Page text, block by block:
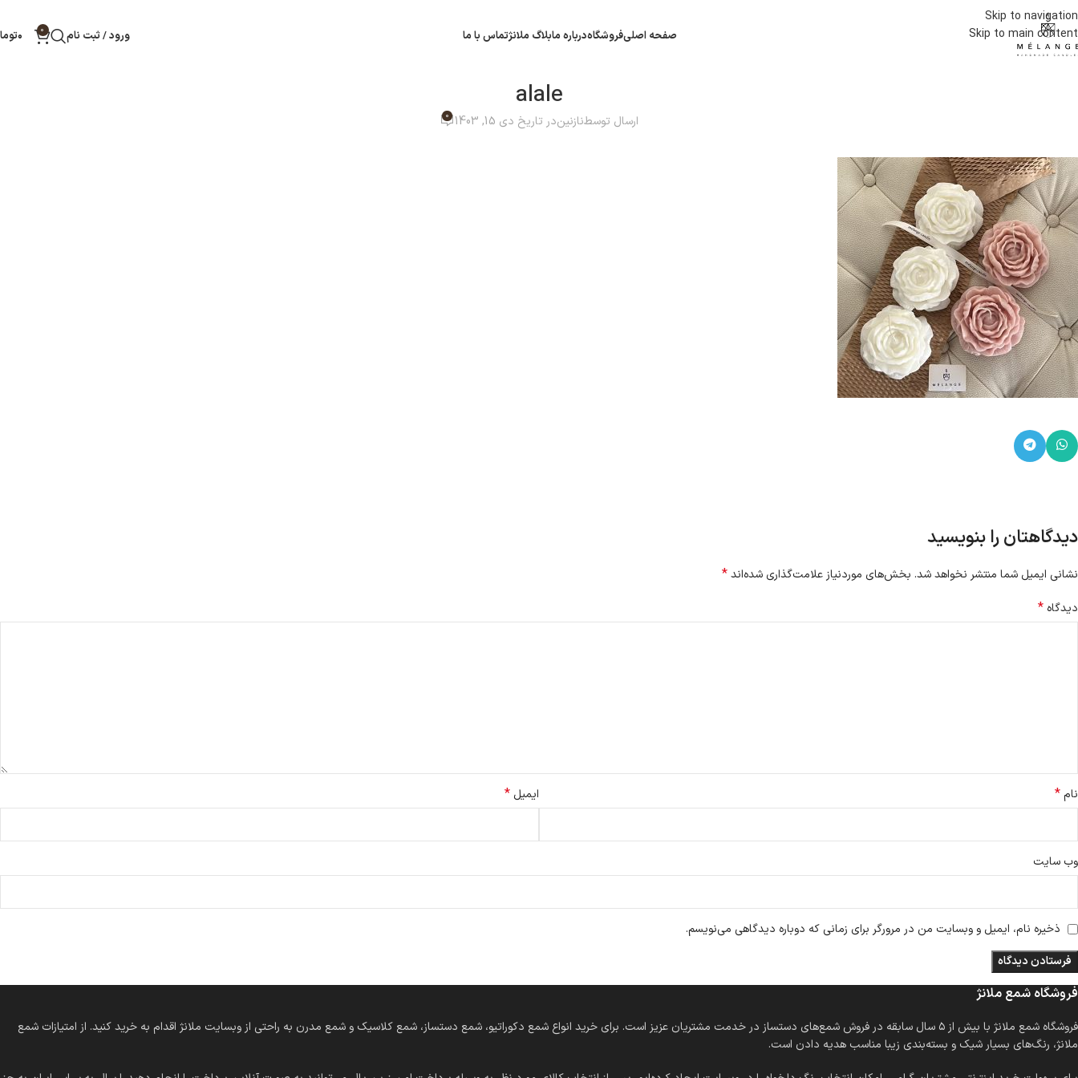
Skip to navigation
Skip to main content
صفحه اصلیفروشگاهدرباره مابلاگ ملانژتماس با ما ورود / ثبت نام 0 ۰
alale
ارسال توسطنازنیندر تاریخ دی 15, 1403 0
دیدگاهتان را بنویسید
نشانی ایمیل شما منتشر نخواهد شد. بخش‌های موردنیاز علامت‌گذاری شده‌اند*
دیدگاه *
نام* ایمیل *
وب‌ سایت
ذخیره نام، ایمیل و وبسایت من در مرورگر برای زمانی که دوباره دیدگاهی می‌نویسم.
فروشگاه شمع ملانژ
فروشگاه شمع ملانژ با بیش از ۵ سال سابقه در فروش شمع‌های دستساز در خدمت مشتریان عزیز است. برای خرید انواع شمع دکوراتیو، شمع دستساز، شمع کلاسیک و شمع مدرن به راحتی از وبسایت ملانژ اقدام به خرید کنید. از امتیازات شمع
ملانژ، رنگ‌های بسیار شیک و بسته‌بندی زیبا مناسب هدیه دادن است.